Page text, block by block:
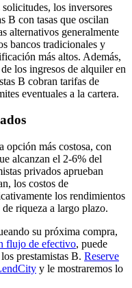
los inversores
B con tasas que oscilan
alternativos generalmente
bancos tradicionales y
más altos. Además,
los ingresos de alquiler en
B cobran tarifas de
eventuales a la cartera.
opción más costosa, con
alcanzan el 2-6% del
privados aprueban
los costos de
los rendimientos
riqueza a largo plazo.
su próxima compra,
flujo de efectivo, puede
prestamistas B. Reserve
y le mostraremos lo